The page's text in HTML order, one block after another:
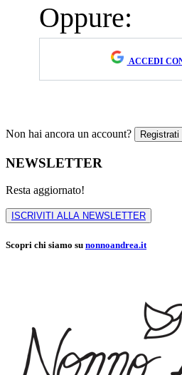
Oppure:
ACCEDI
Non hai ancora un account?
NEWSLETTER
Resta aggiornato!
ISCRIVITI ALLA NEWSLETTER
Scopri chi siamo su nonnoandrea.it